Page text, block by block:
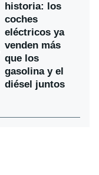
historia: los
coches
eléctricos ya
venden más
que los
gasolina y el
diésel juntos